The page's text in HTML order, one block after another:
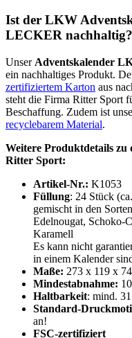
Ist der LKW
LECKER nachhaltig?
Unser Adventskalender
ein nachhaltiges Produkt.
zertifiziertem Karton aus
steht die Firma Ritter Sport
Beschaffung. Zudem ist
recyclebarem Material.
Weitere Produktdetails
Ritter Sport:
Artikel-Nr.: K1053
Füllung: 24 Stück
gemischt in den
Edelnougat, Schoko-
Karamell
Es kann nicht
in einem Kalender
Maße: 273 x 119 x
Mindestabnahme:
Haltbarkeit: mind.
Standard-
an!
FSC-zertifiziert